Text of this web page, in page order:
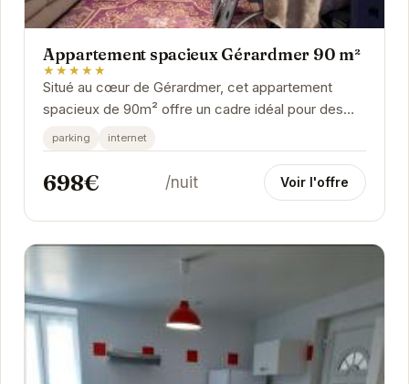
Appartement spacieux Gérardmer 90 m²
★★★★★
Situé au cœur de Gérardmer, cet appartement
spacieux de 90m² offre un cadre idéal pour des
vacances réussies. Avec ses nombreux
équipements et...
parking internet
698€ /nuit Voir l'offre